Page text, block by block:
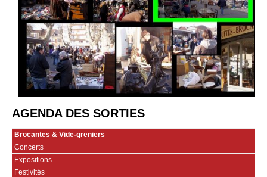
AGENDA DES SORTIES
Brocantes & Vide-greniers
Concerts
Expositions
Festivités